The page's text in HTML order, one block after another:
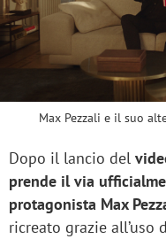
Max Pezzali e il suo
Dopo il lancio del
prende il via
protagonista Max
ricreato grazie all’uso